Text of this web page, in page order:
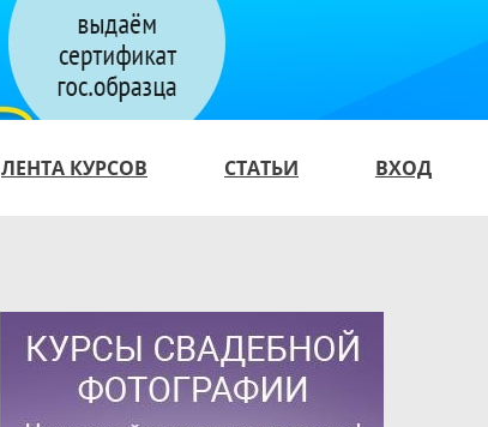
ЛЕНТА КУРСОВ СТАТЬИ ВХОД